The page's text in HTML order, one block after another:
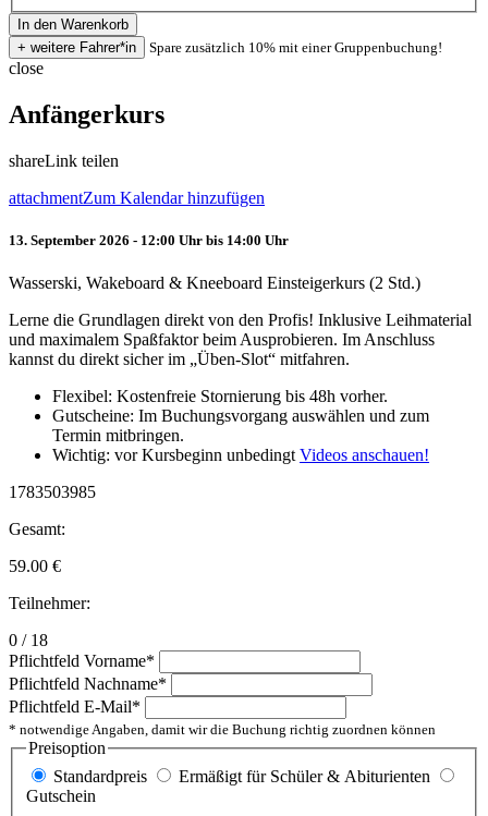
Spare zusätzlich 10% mit einer Gruppenbuchung!
close
Anfängerkurs
shareLink teilen
attachmentZum Kalendar hinzufügen
13. September 2026 - 12:00 Uhr bis 14:00 Uhr
Wasserski, Wakeboard & Kneeboard Einsteigerkurs (2 Std.)
Lerne die Grundlagen direkt von den Profis! Inklusive Leihmaterial
und maximalem Spaßfaktor beim Ausprobieren. Im Anschluss
kannst du direkt sicher im „Üben-Slot“ mitfahren.
Flexibel: Kostenfreie Stornierung bis 48h vorher.
Gutscheine: Im Buchungsvorgang auswählen und zum
Termin mitbringen.
Wichtig: vor Kursbeginn unbedingt Videos anschauen!
1783503985
Gesamt:
59.00 €
Teilnehmer:
0 / 18
Pflichtfeld Vorname*
Pflichtfeld Nachname*
Pflichtfeld E-Mail*
* notwendige Angaben, damit wir die Buchung richtig zuordnen können
Preisoption
Standardpreis
Ermäßigt für Schüler & Abiturienten
Gutschein